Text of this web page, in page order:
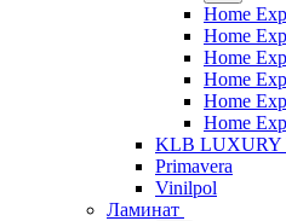
Home
Home
Home
Home
Home
Home
KLB
Primavera
Vinilpol
Ламинат